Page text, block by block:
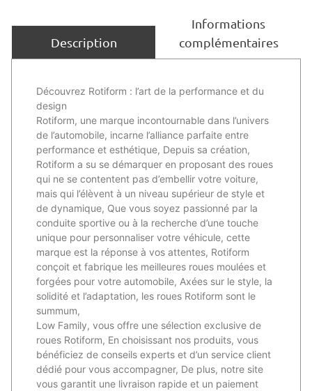
Description
Informations
complémentaires
Découvrez Rotiform : l’art de la performance et du
design
Rotiform, une marque incontournable dans l’univers
de l’automobile, incarne l’alliance parfaite entre
performance et esthétique, Depuis sa création,
Rotiform a su se démarquer en proposant des roues
qui ne se contentent pas d’embellir votre voiture,
mais qui l’élèvent à un niveau supérieur de style et
de dynamique, Que vous soyez passionné par la
conduite sportive ou à la recherche d’une touche
unique pour personnaliser votre véhicule, cette
marque est la réponse à vos attentes, Rotiform
conçoit et fabrique les meilleures roues moulées et
forgées pour votre automobile, Axées sur le style, la
solidité et l’adaptation, les roues Rotiform sont le
summum,
Low Family, vous offre une sélection exclusive de
roues Rotiform, En choisissant nos produits, vous
bénéficiez de conseils experts et d’un service client
dédié pour vous accompagner, De plus, notre site
vous garantit une livraison rapide et un paiement